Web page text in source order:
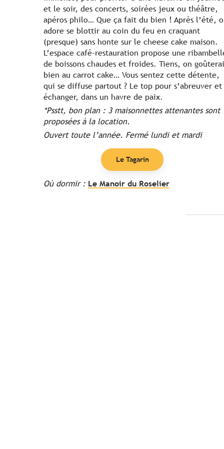
et le soir, des concerts, soirées jeux ou théâtre,
apéros philo… Que ça fait du bien ! Après l’été,
adore se blottir au coin du feu en craquant
(presque) sans honte sur le cheese cake maison.
L’espace café-restauration propose une
de boissons chaudes et froides. Tiens, on
bien au carrot cake… Vous sentez cette détente,
qui se diffuse partout ? Le top pour s’abreuver et
échanger, dans un havre de paix.
*Psstt, bon plan : 3 maisonnettes attenantes sont
proposées à la location.
Ouvert toute l’année. Fermé lundi et mardi
Le Tagarin
Où dormir : Le Manoir du Roselier